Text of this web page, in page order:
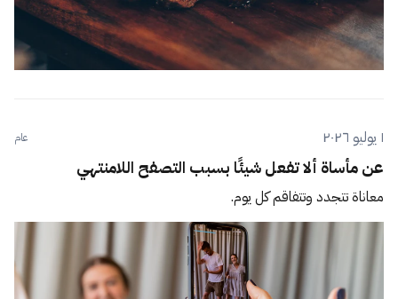
١ يوليو ٢٠٢٦ عام
عن مأساة ألا تفعل شيئًا بسبب التصفح اللامنتهي
معاناة تتجدد وتتفاقم كل يوم.